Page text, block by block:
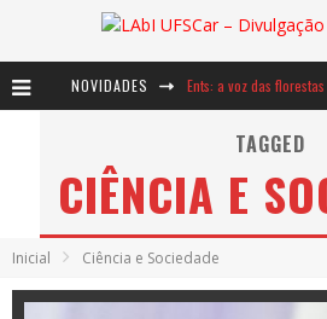
NOVIDADES Ents: a voz das florestas
Notáveis: Bertha Lutz
TAGGED
CIÊNCIA E
Inicial Ciência e Sociedade